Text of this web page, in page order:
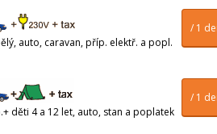
/ 1
auto, caravan, příp. elektř. a popl.
/ 1
děti 4 a 12 let, auto, stan a poplatek